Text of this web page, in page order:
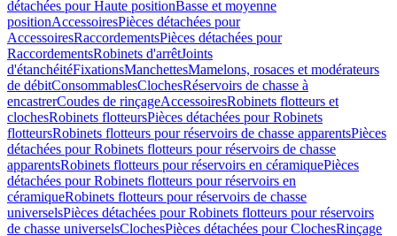
détachées pour Haute positionBasse et moyenne
positionAccessoiresPièces détachées pour
AccessoiresRaccordementsPièces détachées pour
RaccordementsRobinets d'arrêtJoints
d'étanchéitéFixationsManchettesMamelons, rosaces et modérateurs
de débitConsommablesClochesRéservoirs de chasse à
encastrerCoudes de rinçageAccessoiresRobinets flotteurs et
clochesRobinets flotteursPièces détachées pour Robinets
flotteursRobinets flotteurs pour réservoirs de chasse apparentsPièces
détachées pour Robinets flotteurs pour réservoirs de chasse
apparentsRobinets flotteurs pour réservoirs en céramiquePièces
détachées pour Robinets flotteurs pour réservoirs en
céramiqueRobinets flotteurs pour réservoirs de chasse
universelsPièces détachées pour Robinets flotteurs pour réservoirs
de chasse universelsClochesPièces détachées pour ClochesRinçage